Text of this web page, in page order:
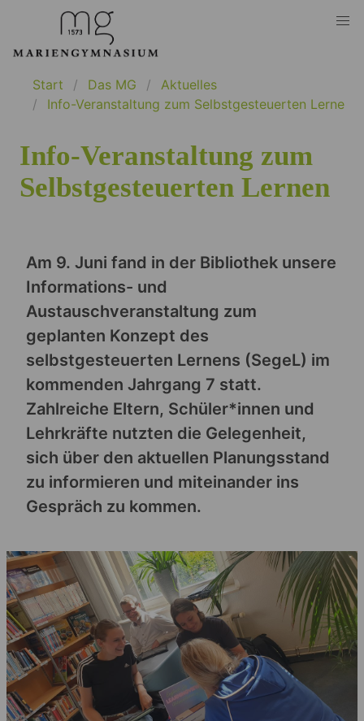
Start Das MG
Aktuelles
Info-Veranstaltung zum Selbstgesteuerten Lernen
Info-Veranstaltung zum
Selbstgesteuerten Lernen
Am 9. Juni fand in der Bibliothek unsere
Informations- und
Austauschveranstaltung zum
geplanten Konzept des
selbstgesteuerten Lernens (SegeL) im
kommenden Jahrgang 7 statt.
Zahlreiche Eltern, Schüler*innen und
Lehrkräfte nutzten die Gelegenheit,
sich über den aktuellen Planungsstand
zu informieren und miteinander ins
Gespräch zu kommen.